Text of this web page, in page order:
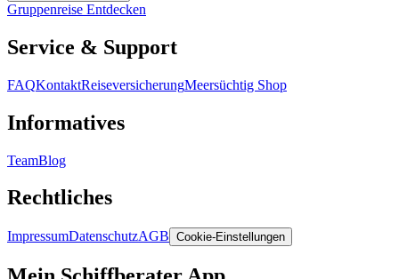
Gruppenreise Entdecken
Service & Support
FAQKontaktReiseversicherungMeersüchtig Shop
Informatives
TeamBlog
Rechtliches
ImpressumDatenschutzAGB Cookie-Einstellungen